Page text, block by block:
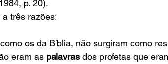
p. 20).
a três razões:
os da Bíblia, não surgiram como
eram as palavras dos profetas que